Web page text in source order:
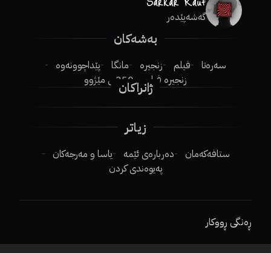
گەشەپێدەر
بەشەکان
سەرەتا فیلم زنجیرە مانگا
پێداچوونەوە
زنجیرە فیلم
250ـی مێژوو
ژانراکان
زیاتر
ستافەکەمان دەربارەی ئێمە
یاسا و مەرجەکان
پەیوەندی کردن
ڕەنگی ڕووکار